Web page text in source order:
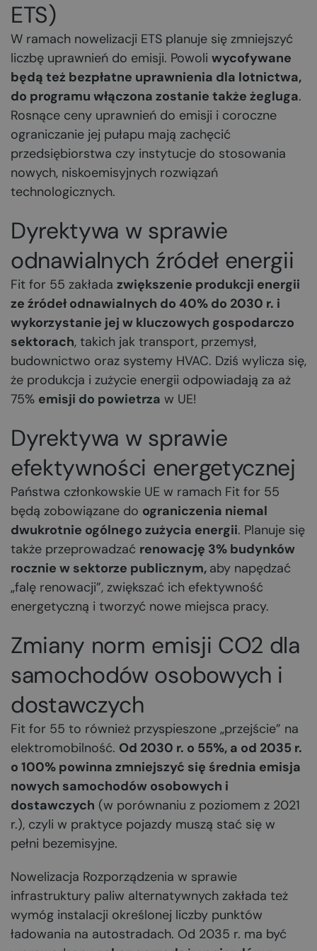
ETS)
W ramach nowelizacji ETS planuje się zmniejszyć
liczbę uprawnień do emisji. Powoli wycofywane
będą też bezpłatne uprawnienia dla lotnictwa,
do programu włączona zostanie także żegluga.
Rosnące ceny uprawnień do emisji i coroczne
ograniczanie jej pułapu mają zachęcić
przedsiębiorstwa czy instytucje do stosowania
nowych, niskoemisyjnych rozwiązań
technologicznych.
Dyrektywa w sprawie
odnawialnych źródeł energii
Fit for 55 zakłada zwiększenie produkcji energii
ze źródeł odnawialnych do 40% do 2030 r. i
wykorzystanie jej w kluczowych gospodarczo
sektorach, takich jak transport, przemysł,
budownictwo oraz systemy HVAC. Dziś wylicza się,
że produkcja i zużycie energii odpowiadają za aż
75% emisji do powietrza w UE!
Dyrektywa w sprawie
efektywności energetycznej
Państwa członkowskie UE w ramach Fit for 55
będą zobowiązane do ograniczenia niemal
dwukrotnie ogólnego zużycia energii. Planuje się
także przeprowadzać renowację 3% budynków
rocznie w sektorze publicznym, aby napędzać
„falę renowacji”, zwiększać ich efektywność
energetyczną i tworzyć nowe miejsca pracy.
Zmiany norm emisji CO2 dla
samochodów osobowych i
dostawczych
Fit for 55 to również przyspieszone „przejście” na
elektromobilność. Od 2030 r. o 55%, a od 2035 r.
o 100% powinna zmniejszyć się średnia emisja
nowych samochodów osobowych i
dostawczych (w porównaniu z poziomem z 2021
r.), czyli w praktyce pojazdy muszą stać się w
pełni bezemisyjne.
Nowelizacja Rozporządzenia w sprawie
infrastruktury paliw alternatywnych zakłada też
wymóg instalacji określonej liczby punktów
ładowania na autostradach. Od 2035 r. ma być